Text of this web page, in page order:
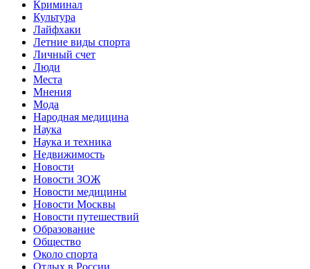
Криминал
Культура
Лайфхаки
Летние виды спорта
Личный счет
Люди
Места
Мнения
Мода
Народная медицина
Наука
Наука и техника
Недвижимость
Новости
Новости ЗОЖ
Новости медицины
Новости Москвы
Новости путешествий
Образование
Общество
Около спорта
Отдых в России